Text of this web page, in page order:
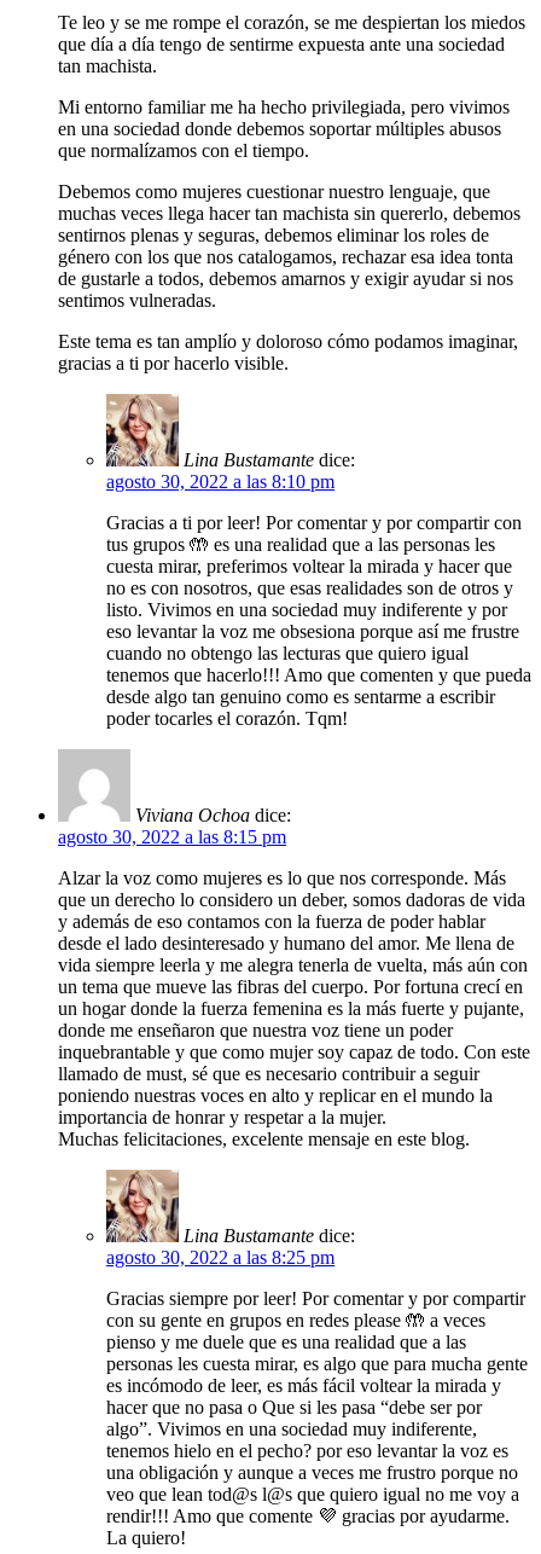
Te leo y se me rompe el corazón, se me despiertan los miedos
que día a día tengo de sentirme expuesta ante una sociedad
tan machista.
Mi entorno familiar me ha hecho privilegiada, pero vivimos
en una sociedad donde debemos soportar múltiples abusos
que normalízamos con el tiempo.
Debemos como mujeres cuestionar nuestro lenguaje, que
muchas veces llega hacer tan machista sin quererlo, debemos
sentirnos plenas y seguras, debemos eliminar los roles de
género con los que nos catalogamos, rechazar esa idea tonta
de gustarle a todos, debemos amarnos y exigir ayudar si nos
sentimos vulneradas.
Este tema es tan amplío y doloroso cómo podamos imaginar,
gracias a ti por hacerlo visible.
Lina Bustamante dice:
agosto 30, 2022 a las 8:10 pm
Gracias a ti por leer! Por comentar y por compartir con
tus grupos 🤲 es una realidad que a las personas les
cuesta mirar, preferimos voltear la mirada y hacer que
no es con nosotros, que esas realidades son de otros y
listo. Vivimos en una sociedad muy indiferente y por
eso levantar la voz me obsesiona porque así me frustre
cuando no obtengo las lecturas que quiero igual
tenemos que hacerlo!!! Amo que comenten y que pueda
desde algo tan genuino como es sentarme a escribir
poder tocarles el corazón. Tqm!
Viviana Ochoa dice:
agosto 30, 2022 a las 8:15 pm
Alzar la voz como mujeres es lo que nos corresponde. Más
que un derecho lo considero un deber, somos dadoras de vida
y además de eso contamos con la fuerza de poder hablar
desde el lado desinteresado y humano del amor. Me llena de
vida siempre leerla y me alegra tenerla de vuelta, más aún con
un tema que mueve las fibras del cuerpo. Por fortuna crecí en
un hogar donde la fuerza femenina es la más fuerte y pujante,
donde me enseñaron que nuestra voz tiene un poder
inquebrantable y que como mujer soy capaz de todo. Con este
llamado de must, sé que es necesario contribuir a seguir
poniendo nuestras voces en alto y replicar en el mundo la
importancia de honrar y respetar a la mujer.
Muchas felicitaciones, excelente mensaje en este blog.
Lina Bustamante dice:
agosto 30, 2022 a las 8:25 pm
Gracias siempre por leer! Por comentar y por compartir
con su gente en grupos en redes please 🤲 a veces
pienso y me duele que es una realidad que a las
personas les cuesta mirar, es algo que para mucha gente
es incómodo de leer, es más fácil voltear la mirada y
hacer que no pasa o Que si les pasa “debe ser por
algo”. Vivimos en una sociedad muy indiferente,
tenemos hielo en el pecho? por eso levantar la voz es
una obligación y aunque a veces me frustro porque no
veo que lean tod@s l@s que quiero igual no me voy a
rendir!!! Amo que comente 💜 gracias por ayudarme.
La quiero!